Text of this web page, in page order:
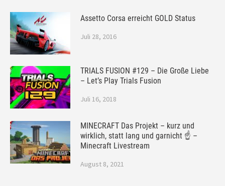
Assetto Corsa erreicht GOLD Status
Juli 28, 2016
TRIALS FUSION #129 – Die Große Liebe
– Let’s Play Trials Fusion
Juli 16, 2018
MINECRAFT Das Projekt – kurz und
wirklich, statt lang und garnicht ☝ –
Minecraft Livestream
August 8, 2021